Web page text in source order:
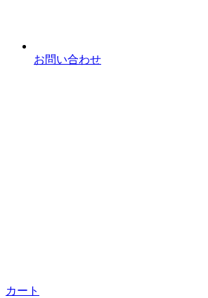
お問い合わせ
カート